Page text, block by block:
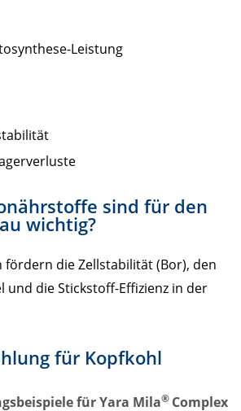
Leistung
sind für den
wichtig?
fördern die Zellstabilität (Bor), den
und die Stickstoff-Effizienz in der
für Kopfkohl
für Yara Mila® Complex